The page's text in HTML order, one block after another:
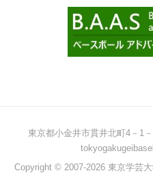
東京都小金井市貫井北町4－1
Copyright © 2007-2026 東京学芸